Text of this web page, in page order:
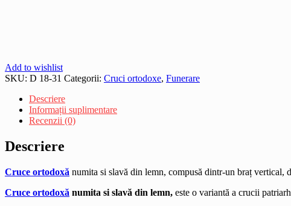
Add to wishlist
SKU: D 18-31 Categorii: Cruci ortodoxe, Funerare
Descriere
Informații suplimentare
Recenzii (0)
Descriere
Cruce ortodoxă numita si slavă din lemn, compusă dintr-un braț vertical,
Cruce ortodoxă numita si slavă din lemn, este o variantă a crucii